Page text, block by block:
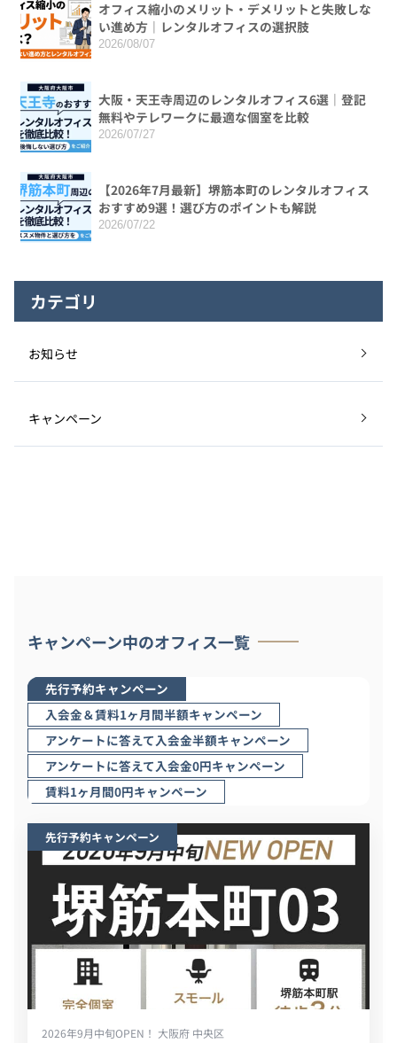
オフィス縮小のメリット・デメリットと失敗しな
い進め方｜レンタルオフィスの選択肢
2026/08/07
大阪・天王寺周辺のレンタルオフィス6選｜登記
無料やテレワークに最適な個室を比較
2026/07/27
【2026年7月最新】堺筋本町のレンタルオフィス
おすすめ9選！選び方のポイントも解説
2026/07/22
カテゴリ
お知らせ
キャンペーン
キャンペーン中のオフィス一覧
先行予約キャンペーン
入会金＆賃料1ヶ月間半額キャンペーン
アンケートに答えて入会金半額キャンペーン
アンケートに答えて入会金0円キャンペーン
賃料1ヶ月間0円キャンペーン
先行予約キャンペーン
2026年9月中旬OPEN！ 大阪府 中央区